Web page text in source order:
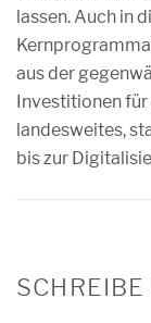
lassen. Auch in
aus der
Investitionen
landesweites,
bis zur